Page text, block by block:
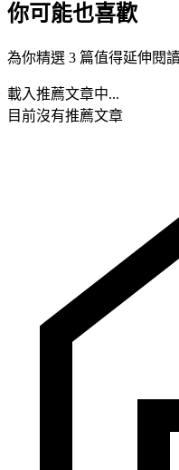
你可能也喜歡
為你精選 3 篇值得延伸閱
載入推薦文章中...
目前沒有推薦文章